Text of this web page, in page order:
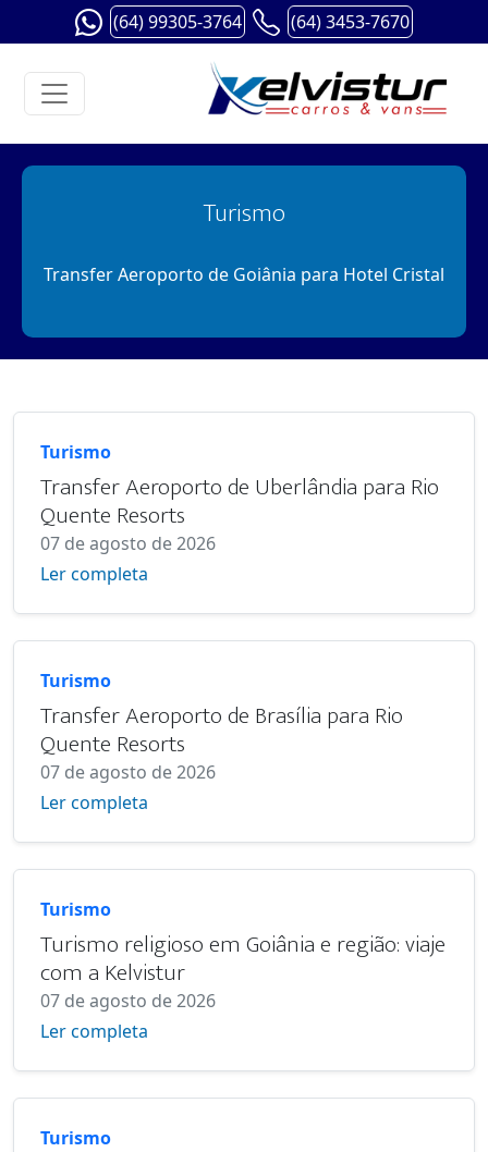
(64) 99305-3764 (64) 3453-7670
Turismo
Transfer Aeroporto de Goiânia para Hotel Cristal
Turismo
Transfer Aeroporto de Uberlândia para Rio
Quente Resorts
07 de agosto de 2026
Ler completa
Turismo
Transfer Aeroporto de Brasília para Rio
Quente Resorts
07 de agosto de 2026
Ler completa
Turismo
Turismo religioso em Goiânia e região: viaje
com a Kelvistur
07 de agosto de 2026
Ler completa
Turismo